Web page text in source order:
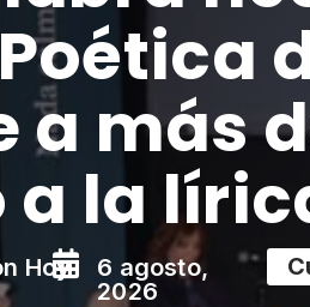
a más
a la
Hoy

6 agosto,
2026